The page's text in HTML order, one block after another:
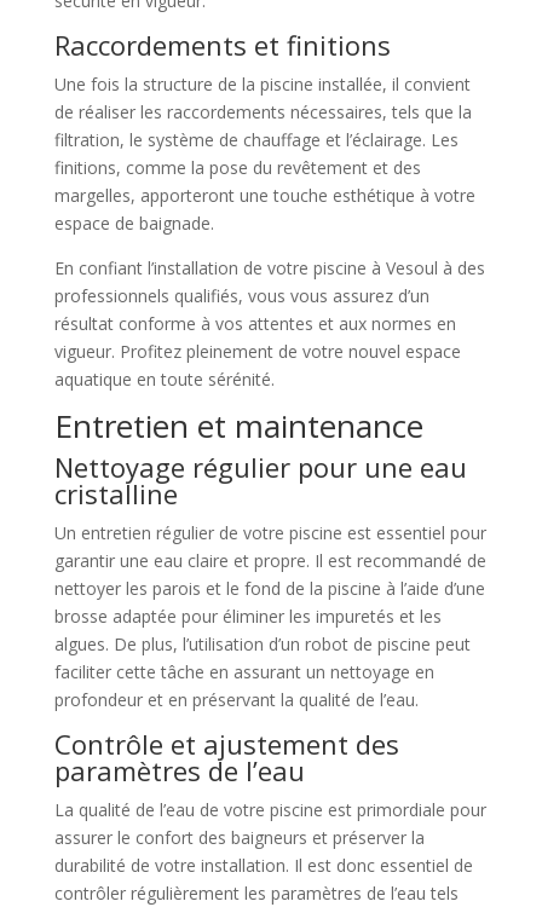
Raccordements et finitions
Une fois la structure de la piscine installée, il convient
de réaliser les raccordements nécessaires, tels que la
filtration, le système de chauffage et l’éclairage. Les
finitions, comme la pose du revêtement et des
margelles, apporteront une touche esthétique à votre
espace de baignade.
En confiant l’installation de votre piscine à Vesoul à des
professionnels qualifiés, vous vous assurez d’un
résultat conforme à vos attentes et aux normes en
vigueur. Profitez pleinement de votre nouvel espace
aquatique en toute sérénité.
Entretien et maintenance
Nettoyage régulier pour une eau
cristalline
Un entretien régulier de votre piscine est essentiel pour
garantir une eau claire et propre. Il est recommandé de
nettoyer les parois et le fond de la piscine à l’aide d’une
brosse adaptée pour éliminer les impuretés et les
algues. De plus, l’utilisation d’un robot de piscine peut
faciliter cette tâche en assurant un nettoyage en
profondeur et en préservant la qualité de l’eau.
Contrôle et ajustement des
paramètres de l’eau
La qualité de l’eau de votre piscine est primordiale pour
assurer le confort des baigneurs et préserver la
durabilité de votre installation. Il est donc essentiel de
contrôler régulièrement les paramètres de l’eau tels